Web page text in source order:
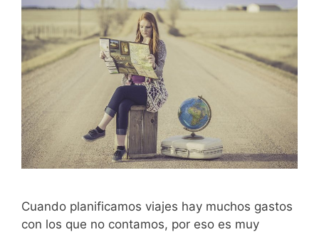
Cuando planificamos viajes hay muchos gastos
con los que no contamos, por eso es muy